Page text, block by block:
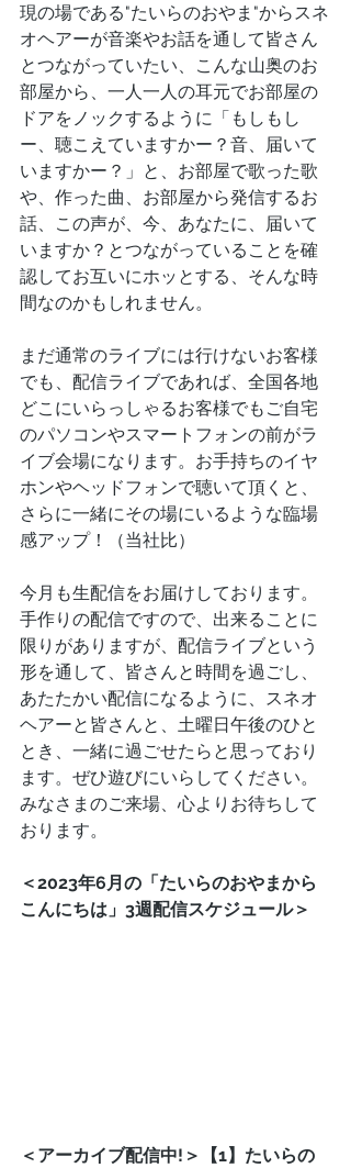
現の場である"たいらのおやま"からスネ
オヘアーが音楽やお話を通して皆さん
とつながっていたい、こんな山奥のお
部屋から、一人一人の耳元でお部屋の
ドアをノックするように「もしもし
ー、聴こえていますかー？音、届いて
いますかー？」と、お部屋で歌った歌
や、作った曲、お部屋から発信するお
話、この声が、今、あなたに、届いて
いますか？とつながっていることを確
認してお互いにホッとする、そんな時
間なのかもしれません。
まだ通常のライブには行けないお客様
でも、配信ライブであれば、全国各地
どこにいらっしゃるお客様でもご自宅
のパソコンやスマートフォンの前がラ
イブ会場になります。お手持ちのイヤ
ホンやヘッドフォンで聴いて頂くと、
さらに一緒にその場にいるような臨場
感アップ！（当社比）
今月も生配信をお届けしております。
手作りの配信ですので、出来ることに
限りがありますが、配信ライブという
形を通して、皆さんと時間を過ごし、
あたたかい配信になるように、スネオ
ヘアーと皆さんと、土曜日午後のひと
とき、一緒に過ごせたらと思っており
ます。ぜひ遊びにいらしてください。
みなさまのご来場、心よりお待ちして
おります。
＜2023年6月の「たいらのおやまから
こんにちは」3週配信スケジュール＞
＜アーカイブ配信中!＞【1】たいらの